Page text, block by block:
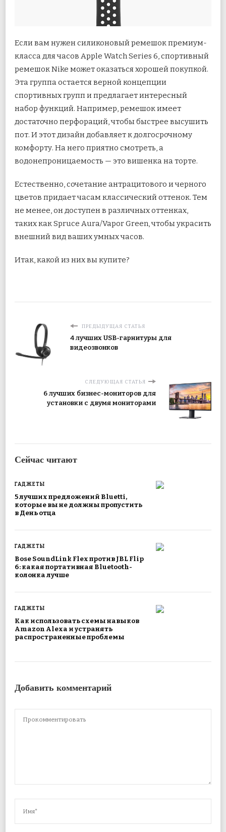
Если вам нужен силиконовый ремешок премиум-
класса для часов Apple Watch Series 6, спортивный
ремешок Nike может оказаться хорошей покупкой.
Эта группа остается верной концепции
спортивных групп и предлагает интересный
набор функций. Например, ремешок имеет
достаточно перфораций, чтобы быстрее высушить
пот. И этот дизайн добавляет к долгосрочному
комфорту. На него приятно смотреть, а
водонепроницаемость — это вишенка на торте.
Естественно, сочетание антрацитового и черного
цветов придает часам классический оттенок. Тем
не менее, он доступен в различных оттенках,
таких как Spruce Aura/Vapor Green, чтобы украсить
внешний вид ваших умных часов.
Итак, какой из них вы купите?
ПРЕДЫДУЩАЯ СТАТЬЯ
4 лучших USB-гарнитуры для
видеозвонков
СЛЕДУЮЩАЯ СТАТЬЯ
6 лучших бизнес-мониторов для
установки с двумя мониторами
Сейчас читают
ГАДЖЕТЫ
5 лучших предложений Bluetti,
которые вы не должны пропустить
в День отца
ГАДЖЕТЫ
Bose SoundLink Flex против JBL Flip
6: какая портативная Bluetooth-
колонка лучше
ГАДЖЕТЫ
Как использовать схемы навыков
Amazon Alexa и устранять
распространенные проблемы
Добавить комментарий